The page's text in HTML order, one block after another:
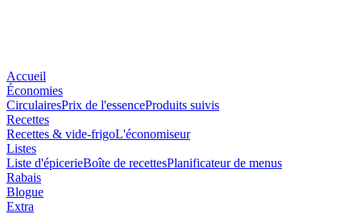
Accueil
Économies
CirculairesPrix de l'essenceProduits suivis
Recettes
Recettes & vide-frigoL'économiseur
Listes
Liste d'épicerieBoîte de recettesPlanificateur de menus
Rabais
Blogue
Extra